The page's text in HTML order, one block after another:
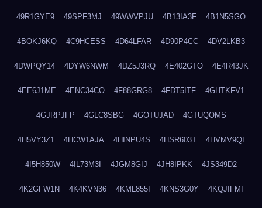
49R1GYE9 49SPF3MJ 49WWVPJU 4B13IA3F 4B1N5SGO
4BOKJ6KQ 4C9HCESS 4D64LFAR 4D90P4CC 4DV2LKB3
4DWPQY14 4DYW6NWM 4DZ5J3RQ 4E402GTO 4E4R43JK
4EE6J1ME 4ENC34CO 4F88GRG8 4FDT5ITF 4GHTKFV1
4GJRPJFP 4GLC8SBG 4GOTUJAD 4GTUQOMS
4H5VY3Z1 4HCW1AJA 4HINPU4S 4HSR603T 4HVMV9QI
4I5H850W 4IL73M3I 4JGM8GIJ 4JH8IPKK 4JS349D2
4K2GFW1N 4K4KVN36 4KML855I 4KNS3G0Y 4KQJIFMI